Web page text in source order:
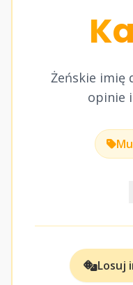
Żeńskie imię
opinie
Losuj